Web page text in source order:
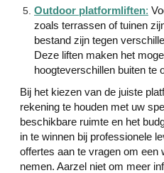
Outdoor platformliften:
zoals terrassen of tuinen
bestand zijn tegen
Deze liften maken het
hoogteverschillen buiten te
Bij het kiezen van de juiste
rekening te houden met uw
beschikbare ruimte en het
in te winnen bij professionele
offertes aan te vragen om een
nemen. Aarzel niet om meer